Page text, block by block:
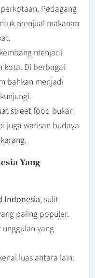
Pedagang
menjual makanan
menjadi
kota. Di berbagai
bahkan menjadi
street food bukan
juga warisan budaya
Yang
Indonesia, sulit
paling populer.
yang
luas antara lain: